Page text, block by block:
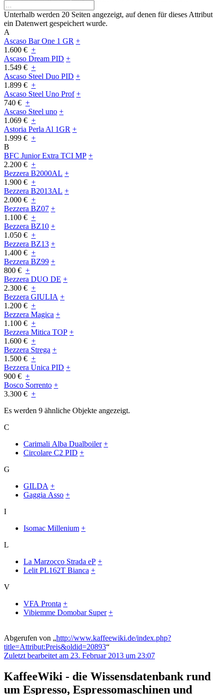
Unterhalb werden 20 Seiten angezeigt, auf denen für dieses Attribut
ein Datenwert gespeichert wurde.
A
Ascaso Bar One 1 GR +
1.600 € +
Ascaso Dream PID +
1.549 € +
Ascaso Steel Duo PID +
1.899 € +
Ascaso Steel Uno Prof +
740 € +
Ascaso Steel uno +
1.069 € +
Astoria Perla Al 1GR +
1.999 € +
B
BFC Junior Extra TCI MP +
2.200 € +
Bezzera B2000AL +
1.900 € +
Bezzera B2013AL +
2.000 € +
Bezzera BZ07 +
1.100 € +
Bezzera BZ10 +
1.050 € +
Bezzera BZ13 +
1.400 € +
Bezzera BZ99 +
800 € +
Bezzera DUO DE +
2.300 € +
Bezzera GIULIA +
1.200 € +
Bezzera Magica +
1.100 € +
Bezzera Mitica TOP +
1.600 € +
Bezzera Strega +
1.500 € +
Bezzera Unica PID +
900 € +
Bosco Sorrento +
3.300 € +
Es werden 9 ähnliche Objekte angezeigt.
C
Carimali Alba Dualboiler +
Circolare C2 PID +
G
GILDA +
Gaggia Asso +
I
Isomac Millenium +
L
La Marzocco Strada eP +
Lelit PL162T Bianca +
V
VFA Pronta +
Vibiemme Domobar Super +
Abgerufen von „http://www.kaffeewiki.de/index.php?
title=Attribut:Preis&oldid=20893“
Zuletzt bearbeitet am 23. Februar 2013 um 23:07
KaffeeWiki - die Wissensdatenbank rund
um Espresso, Espressomaschinen und